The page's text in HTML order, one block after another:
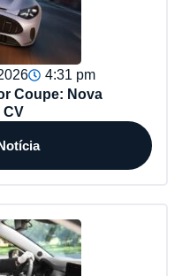
4:31 pm
Coupe: Nova
CV